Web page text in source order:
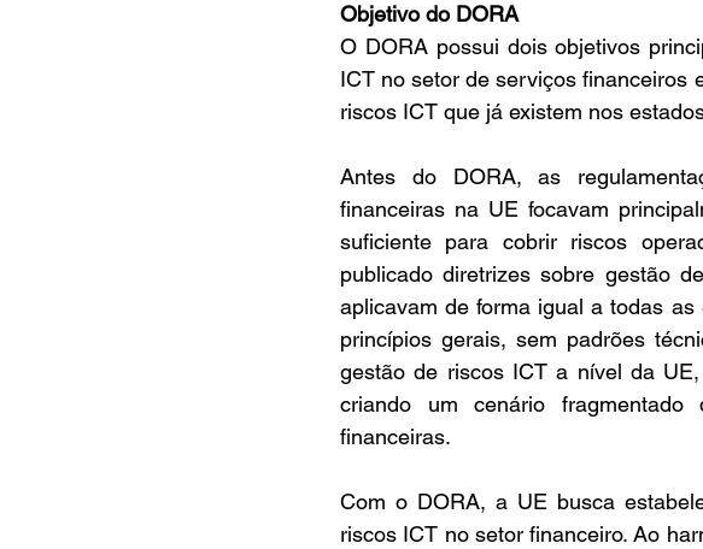
Objetivo do DORA
O DORA possui dois objetivos
ICT no setor de serviços financeiros
riscos ICT que já existem nos
Antes do DORA, as
financeiras na UE focavam
suficiente para cobrir riscos
publicado diretrizes sobre gestão
aplicavam de forma igual a todas
princípios gerais, sem padrões
gestão de riscos ICT a nível da
criando um cenário
financeiras.
Com o DORA, a UE busca
riscos ICT no setor financeiro. Ao